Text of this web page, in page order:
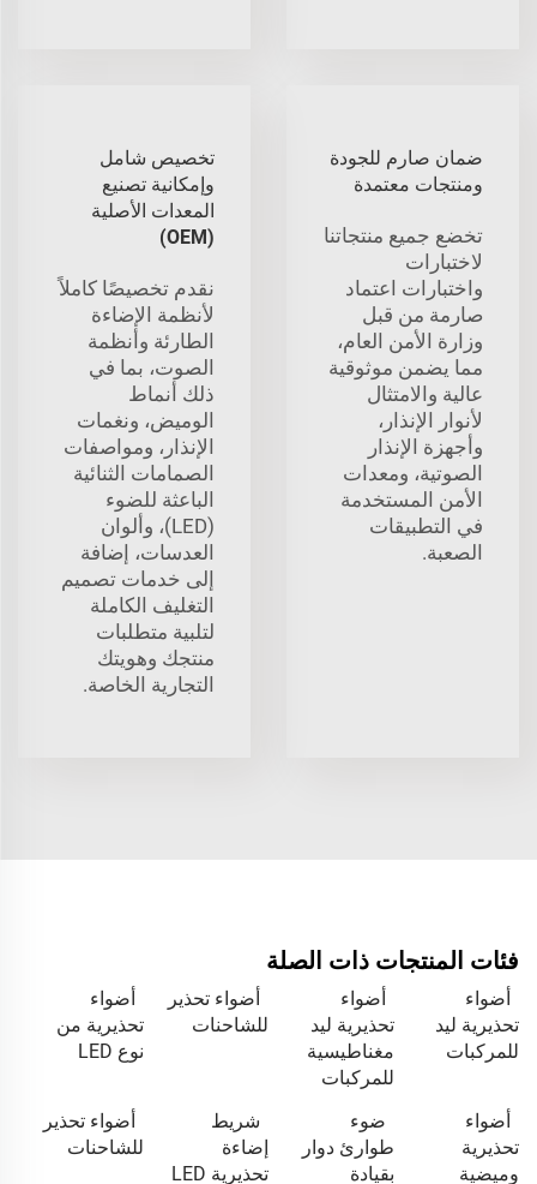
ضمان صارم للجودة
ومنتجات معتمدة
تخضع جميع منتجاتنا
لاختبارات
واختبارات اعتماد
صارمة من قبل
وزارة الأمن العام،
مما يضمن موثوقية
عالية والامتثال
لأنوار الإنذار،
وأجهزة الإنذار
الصوتية، ومعدات
الأمن المستخدمة
في التطبيقات
الصعبة.
تخصيص شامل
وإمكانية تصنيع
المعدات الأصلية
(OEM)
نقدم تخصيصًا كاملاً
لأنظمة الإضاءة
الطارئة وأنظمة
الصوت، بما في
ذلك أنماط
الوميض، ونغمات
الإنذار، ومواصفات
الصمامات الثنائية
الباعثة للضوء
(LED)، وألوان
العدسات، إضافة
إلى خدمات تصميم
التغليف الكاملة
لتلبية متطلبات
منتجك وهويتك
التجارية الخاصة.
فئات المنتجات ذات الصلة
أضواء
تحذيرية ليد
للمركبات
أضواء
تحذيرية ليد
مغناطيسية
للمركبات
أضواء تحذير
للشاحنات
أضواء
تحذيرية من
نوع LED
أضواء
تحذيرية
وميضية
ضوء
طوارئ دوار
بقيادة
شريط
إضاءة
تحذيرية LED
أضواء تحذير
للشاحنات